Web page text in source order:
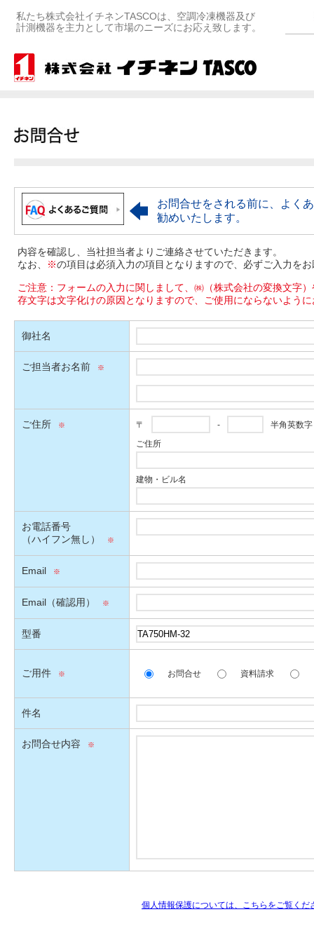
私たち株式会社イチネンTASCOは、空調冷凍機器及び
計測機器を主力として市場のニーズにお応え致します。
お問合せをされる前に、よく
勧めいたします。
内容を確認し、当社担当者よりご連絡させていただきます。
なお、
※の項目は必須入力の項目となりますので、必ずご入力を
ご注意：フォームの入力に関しまして、㈱（株式会社の変換文字
存文字は文字化けの原因となりますので、ご使用にならないよう
御社名
ご担当者お名前
ご住所 〒 -
半角英数字
ご住所
建物・ビル名
お電話番号
（ハイフン無し）
Email
Email（確認用）
型番
ご用件 お問合せ 資料請求
件名
お問合せ内容
個人情報保護については、こちらをご覧くだ